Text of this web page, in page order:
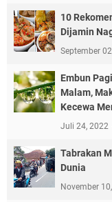
10
Dijamin
September
Embun
Malam,
Kecewa
Juli 24, 2022
Tabrakan
Dunia
November